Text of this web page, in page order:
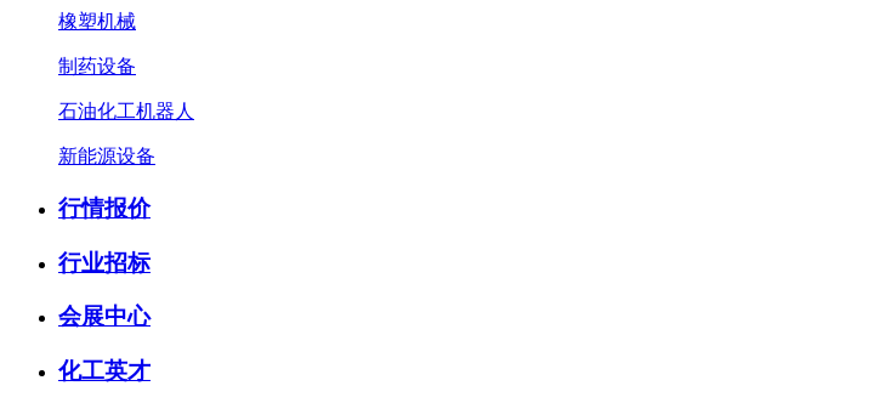
橡塑机械
制药设备
石油化工机器人
新能源设备
行情报价
行业招标
会展中心
化工英才